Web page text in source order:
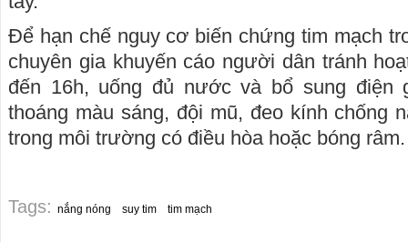
Để hạn chế nguy cơ biến chứng tim mạch
chuyên gia khuyến cáo người dân tránh
đến 16h, uống đủ nước và bổ sung điện
thoáng màu sáng, đội mũ, đeo kính chống
trong môi trường có điều hòa hoặc bóng râm.
Tags: nắng nóng suy tim tim mạch